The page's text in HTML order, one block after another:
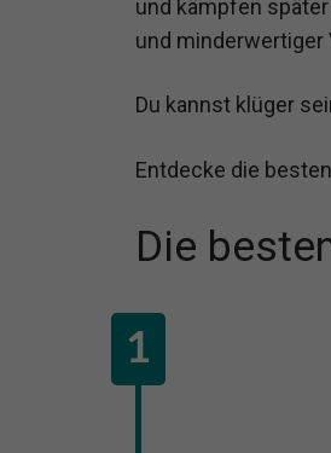
und kämpfen
und minderwertiger
Du kannst klüger
Entdecke die
Die